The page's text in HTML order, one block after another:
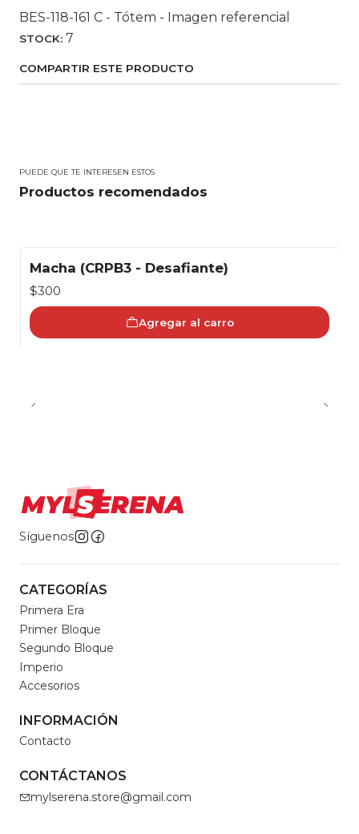
BES-118-161 C - Tótem - Imagen referencial
STOCK: 7
COMPARTIR ESTE PRODUCTO
PUEDE QUE TE INTERESEN ESTOS
Productos recomendados
Macha (CRPB3 - Desafiante)
$300
Agregar al carro
Síguenos
CATEGORÍAS
Primera Era
Primer Bloque
Segundo Bloque
Imperio
Accesorios
INFORMACIÓN
Contacto
CONTÁCTANOS
mylserena.store@gmail.com